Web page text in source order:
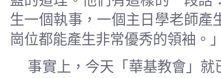
生一個執事，一個主日學老師產
崗位都能產生非常優秀的領袖。
事實上，今天「華基教會」